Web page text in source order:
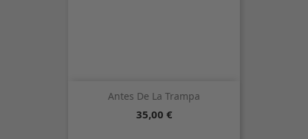
Antes De La Trampa
Precio
35,00 €